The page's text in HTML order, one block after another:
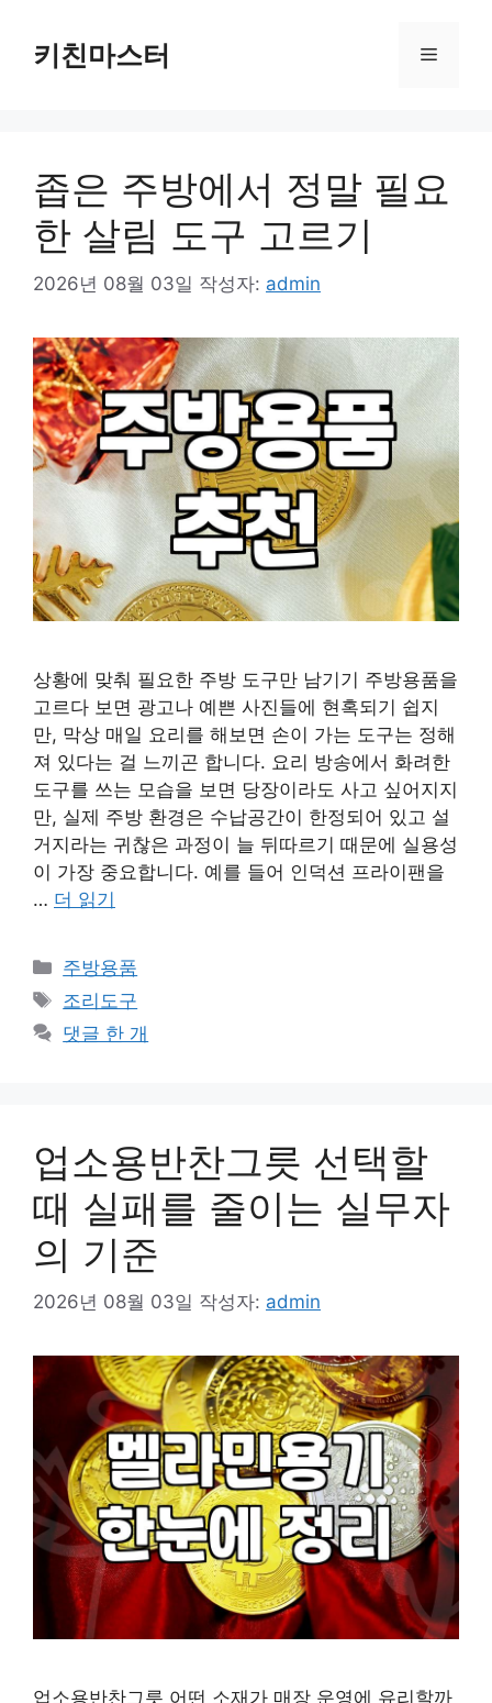
키친마스터 메
좁은 주방에서 정말 필요
한 살림 도구 고르기
2026년 08월 03일 작성자: admin
상황에 맞춰 필요한 주방 도구만 남기기 주방용품을
고르다 보면 광고나 예쁜 사진들에 현혹되기 쉽지
만, 막상 매일 요리를 해보면 손이 가는 도구는 정해
져 있다는 걸 느끼곤 합니다. 요리 방송에서 화려한
도구를 쓰는 모습을 보면 당장이라도 사고 싶어지지
만, 실제 주방 환경은 수납공간이 한정되어 있고 설
거지라는 귀찮은 과정이 늘 뒤따르기 때문에 실용성
이 가장 중요합니다. 예를 들어 인덕션 프라이팬을
… 더 읽기
카
테
리
주방용품
태
그
조리도구
댓글 한 개
업소용반찬그릇 선택할
때 실패를 줄이는 실무자
의 기준
2026년 08월 03일 작성자: admin
업소용반찬그릇 어떤 소재가 매장 운영에 유리할까